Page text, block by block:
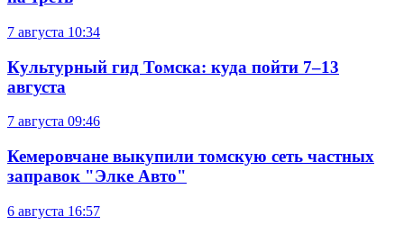
7 августа 10:34
Культурный гид Томска: куда пойти 7–13
августа
7 августа 09:46
Кемеровчане выкупили томскую сеть частных
заправок "Элке Авто"
6 августа 16:57